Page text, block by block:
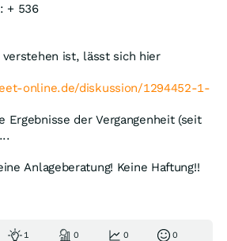
+ 536
verstehen ist, lässt sich hier
online.de/diskussion/1294452-1-
Ergebnisse der Vergangenheit (seit
Anlageberatung! Keine Haftung!!
1 0 0 0